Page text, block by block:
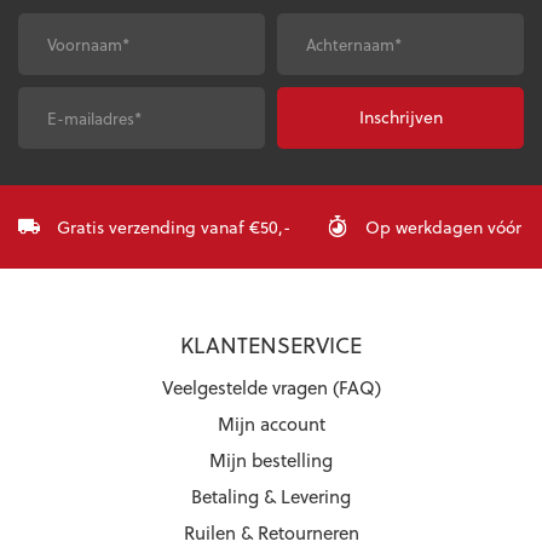
Voornaam* Achternaam*
Gratis verzending vanaf €50,- Op werkdagen vóór
KLANTENSERVICE
Veelgestelde vragen (FAQ)
Mijn account
Mijn bestelling
Betaling & Levering
Ruilen & Retourneren